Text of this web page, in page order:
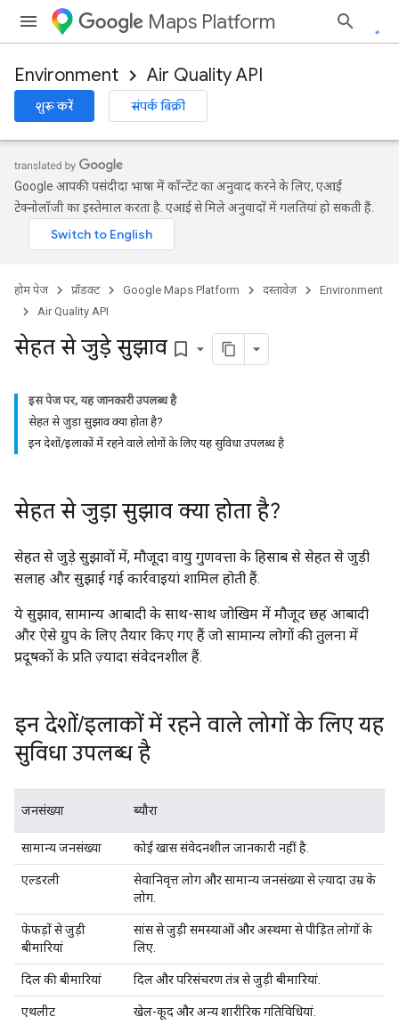
Maps Platform
Environment Air Quality API
शुरू करें संपर्क बिक्री
Google आपकी पसंदीदा भाषा में कॉन्टेंट का अनुवाद करने के लिए, एआई
टेक्नोलॉजी का इस्तेमाल करता है. एआई से मिले अनुवादों में गलतियां हो सकती हैं.
होम पेज प्रॉडक्ट Google Maps Platform दस्तावेज़
Environment
Air Quality API
सेहत से जुड़े सुझाव bookmark_border
इस पेज पर, यह जानकारी उपलब्ध है
सेहत से जुड़ा सुझाव क्या होता है?
इन देशों/इलाकों में रहने वाले लोगों के लिए यह सुविधा उपलब्ध है
सेहत से जुड़ा सुझाव क्या होता है?
सेहत से जुड़े सुझावों में, मौजूदा वायु गुणवत्ता के हिसाब से सेहत से जुड़ी
सलाह और सुझाई गई कार्रवाइयां शामिल होती हैं.
ये सुझाव, सामान्य आबादी के साथ-साथ जोखिम में मौजूद छह आबादी
और ऐसे ग्रुप के लिए तैयार किए गए हैं जो सामान्य लोगों की तुलना में
प्रदूषकों के प्रति ज़्यादा संवेदनशील हैं.
इन देशों/इलाकों में रहने वाले लोगों के लिए यह
सुविधा उपलब्ध है
जनसंख्या ब्यौरा
सामान्य जनसंख्या कोई खास संवेदनशील जानकारी नहीं है.
एल्डरली
सेवानिवृत्त लोग और सामान्य जनसंख्या से ज़्यादा उम्र के
लोग.
फेफड़ों से जुड़ी
बीमारियां
सांस से जुड़ी समस्याओं और अस्थमा से पीड़ित लोगों के
लिए.
दिल की बीमारियां दिल और परिसंचरण तंत्र से जुड़ी बीमारियां.
एथलीट खेल-कूद और अन्य शारीरिक गतिविधियां.